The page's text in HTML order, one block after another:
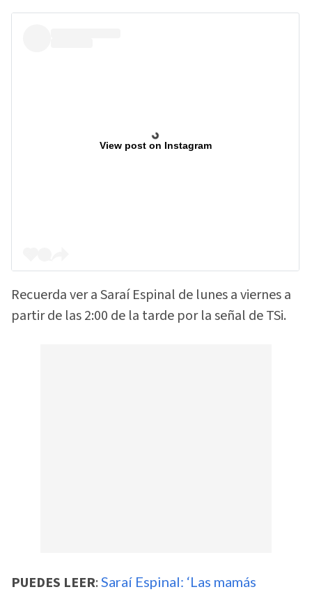
View post on Instagram
Recuerda ver a Saraí Espinal de lunes a viernes a
partir de las 2:00 de la tarde por la señal de TSi.
PUEDES LEER: Saraí Espinal: ‘Las mamás